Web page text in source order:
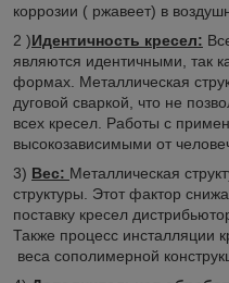
коррозии ( ржавеет) в
2 )Идентичность кресел:
являются идентичными, так
формах. Металлическая
дуговой сваркой, что не
всех кресел. Работы с
высокозависимыми от
3) Вес: Металлическая
структуры. Этот фактор
поставку кресел
Также процесс инсталляции
веса сополимерной